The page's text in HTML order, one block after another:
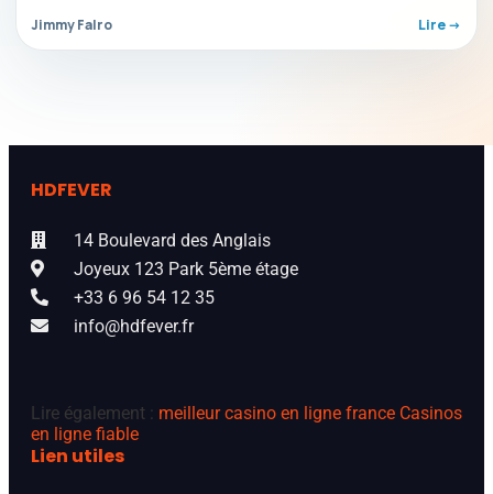
Jimmy Falro Lire ->
HDFEVER
14 Boulevard des Anglais
Joyeux 123 Park 5ème étage
+33 6 96 54 12 35
info@hdfever.fr
Lire également : meilleur casino en ligne france Casinos
en ligne fiable
Lien utiles